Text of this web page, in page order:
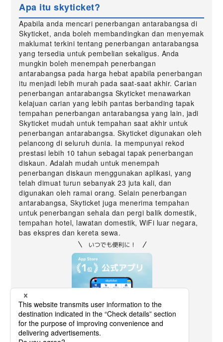
Apa itu skyticket?
Apabila anda mencari penerbangan antarabangsa di
Skyticket, anda boleh membandingkan dan menyemak
maklumat terkini tentang penerbangan antarabangsa
yang tersedia untuk pembelian sekaligus. Anda
mungkin boleh menempah penerbangan
antarabangsa pada harga hebat apabila penerbangan
itu menjadi lebih murah pada saat-saat akhir. Carian
penerbangan antarabangsa Skyticket menawarkan
kelajuan carian yang lebih pantas berbanding tapak
tempahan penerbangan antarabangsa yang lain, jadi
Skyticket mudah untuk tempahan saat akhir untuk
penerbangan antarabangsa. Skyticket digunakan oleh
pelancong di seluruh dunia. Ia mempunyai rekod
prestasi lebih 10 tahun sebagai tapak penerbangan
diskaun. Adalah mudah untuk menempah
penerbangan diskaun menggunakan aplikasi, yang
telah dimuat turun sebanyak 23 juta kali, dan
digunakan oleh ramai orang. Selain penerbangan
antarabangsa, Skyticket juga menerima tempahan
untuk penerbangan sehala dan pergi balik domestik,
tempahan hotel, lawatan domestik, WiFi luar negara,
bas ekspres dan kereta sewa.